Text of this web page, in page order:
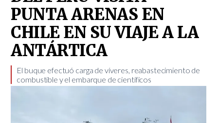
PUNTA ARENAS EN
CHILE EN SU VIAJE A LA
ANTÁRTICA
​El buque efectuó carga de víveres, reabastecimiento de
combustible y el embarque de científicos